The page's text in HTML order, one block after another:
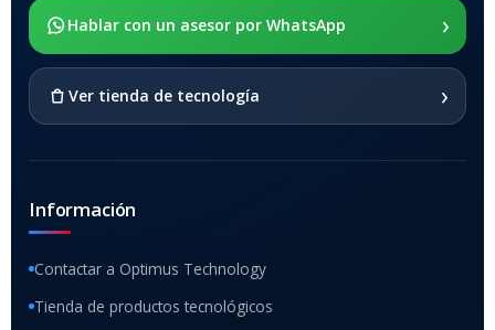
SOPORTE DE APOYO
Hablar con un asesor por WhatsApp ›
Ver tienda de tecnología ›
Información
Contactar a Optimus Technology
Tienda de productos tecnológicos